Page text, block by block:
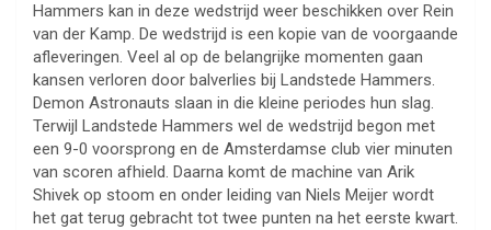
Hammers kan in deze wedstrijd weer beschikken over Rein
van der Kamp. De wedstrijd is een kopie van de voorgaande
afleveringen. Veel al op de belangrijke momenten gaan
kansen verloren door balverlies bij Landstede Hammers.
Demon Astronauts slaan in die kleine periodes hun slag.
Terwijl Landstede Hammers wel de wedstrijd begon met
een 9-0 voorsprong en de Amsterdamse club vier minuten
van scoren afhield. Daarna komt de machine van Arik
Shivek op stoom en onder leiding van Niels Meijer wordt
het gat terug gebracht tot twee punten na het eerste kwart.